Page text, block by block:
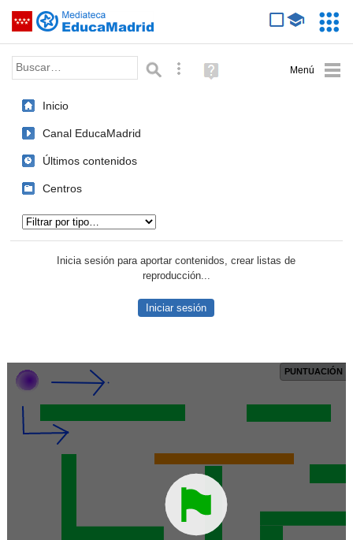
Saltar navegación
Palabra o frase: Búsqueda avanzada
Ayuda
(en
Inicio
Canal EducaMadrid
Últimos contenidos
Centros
Inicia sesión para aportar contenidos, crear listas de
reproducción...
Iniciar sesión